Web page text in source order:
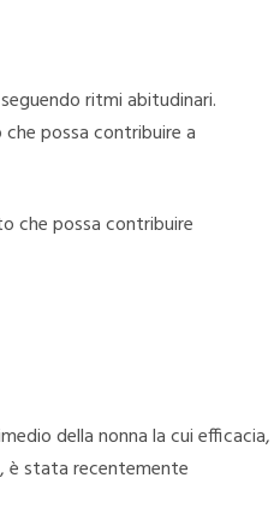
ritmi abitudinari.
possa contribuire a
che possa contribuire
della nonna la cui efficacia,
è stata recentemente